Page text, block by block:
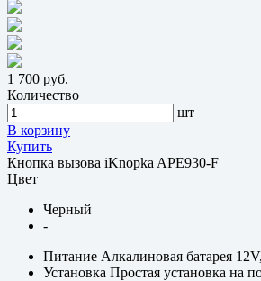
1 700 руб.
Количество
шт
В корзину
Купить
Кнопка вызова iKnopka APE930-F
Цвет
Черный
-
Питание Алкалиновая батарея
Установка Простая установка на